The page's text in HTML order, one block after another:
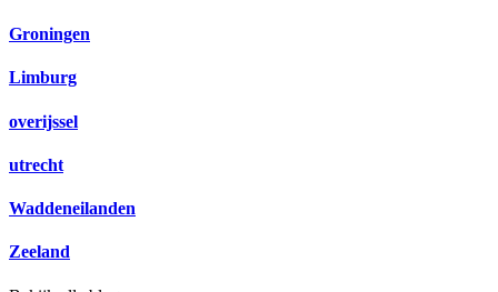
Groningen
Limburg
overijssel
utrecht
Waddeneilanden
Zeeland